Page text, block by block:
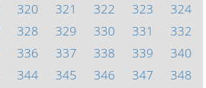
320 321 322 323
324
328 329 330 331
332
336 337 338 339
340
344 345 346 347
348